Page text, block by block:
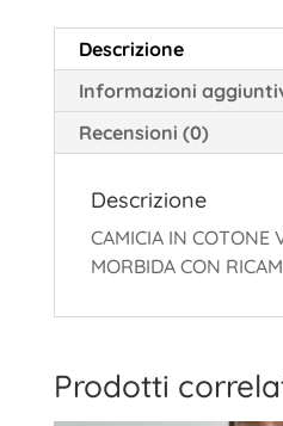
Descrizione
Informazioni
Recensioni (0)
Descrizione
CAMICIA IN COTONE
MORBIDA CON
Prodotti